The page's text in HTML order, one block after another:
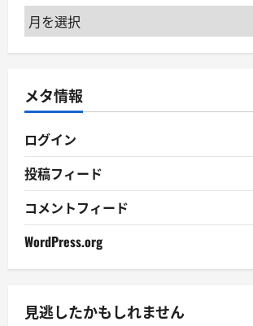
ア
ー
カ
ブ
メタ情報
ログイン
投稿フィード
コメントフィード
WordPress.org
見逃したかもしれません